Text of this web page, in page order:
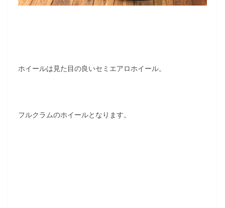
ホイールは見た目の良いセミエアロホイール。
フルクラムのホイールとなります。